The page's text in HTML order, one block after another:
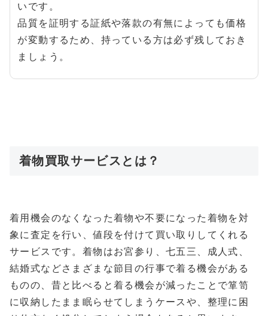
いです。
品質を証明する証紙や落款の有無によっても価格
が変動するため、持っている方は必ず残しておき
ましょう。
着物買取サービスとは？
着用機会のなくなった着物や不要になった着物を対
象に査定を行い、値段を付けて買い取りしてくれる
サービスです。着物はお宮参り、七五三、成人式、
結婚式などさまざまな節目の行事で着る機会がある
ものの、昔と比べると着る機会が減ったことで箪笥
に収納したまま眠らせてしまうケースや、整理に困